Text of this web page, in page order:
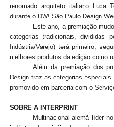
renomado arquiteto italiano Luca
durante o DW! São Paulo Design
Este ano, a premiação
categorias tradicionais, divididas
Indústria/Varejo) terá primeiro,
melhores produtos da edição como
Além da premiação dos
Design traz as categorias
promovido em parceria com o
SOBRE A INTERPRINT
Multinacional alemã líder